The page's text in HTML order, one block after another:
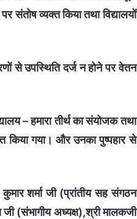
संतोष व्यक्त किया तथा विद्यालयों
से उपस्थिति दर्ज न होने पर वेतन
– हमारा तीर्थ का संयोजक तथा
किया गया। और उनका पुष्पहार से
शर्मा जी (प्रांतीय सह संगठन
(संभागीय अध्यक्ष),श्री मालकजी